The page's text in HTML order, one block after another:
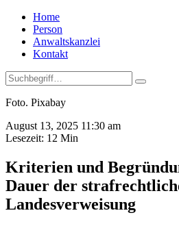
Home
Person
Anwaltskanzlei
Kontakt
Foto. Pixabay
August 13, 2025 11:30 am
Lesezeit: 12 Min
Kriterien und
Dauer der
Landesverweisung